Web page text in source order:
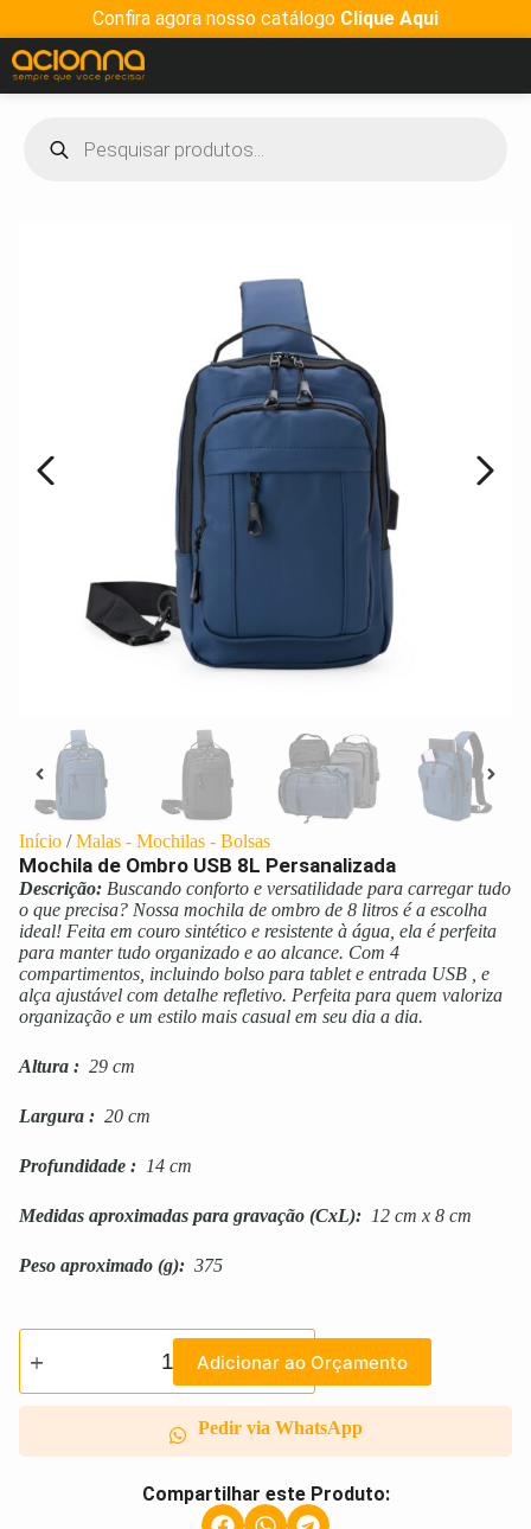
Confira agora nosso catálogo Clique Aqui
Início /Malas - Mochilas - Bolsas
Mochila de Ombro USB 8L Persanalizada
Descrição: Buscando conforto e versatilidade para carregar tudo
o que precisa? Nossa mochila de ombro de 8 litros é a escolha
ideal! Feita em couro sintético e resistente à água, ela é perfeita
para manter tudo organizado e ao alcance. Com 4
compartimentos, incluindo bolso para tablet e entrada USB , e
alça ajustável com detalhe refletivo. Perfeita para quem valoriza
organização e um estilo mais casual em seu dia a dia.
Altura : 29 cm
Largura : 20 cm
Profundidade : 14 cm
Medidas aproximadas para gravação (CxL): 12 cm x 8 cm
Peso aproximado (g): 375
Adicionar ao Orçamento
Pedir via WhatsApp
Compartilhar este Produto: